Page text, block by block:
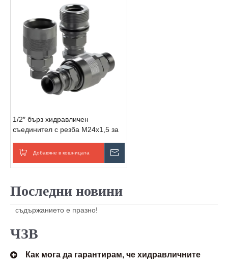
1/2″ бърз хидравличен
съединител с резба M24x1,5 за
комплект)Добавяне в кошницата
Последни новини
съдържанието е празно!
ЧЗВ
Как мога да гарантирам, че хидравличните